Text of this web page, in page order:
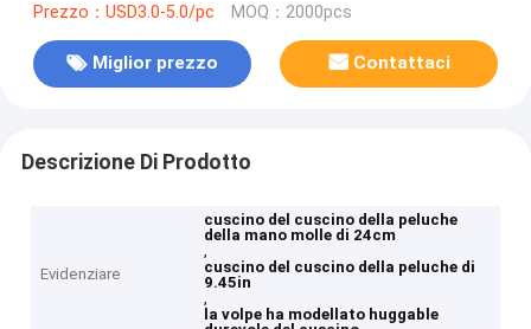
Prezzo：USD3.0-5.0/pc MOQ：2000pcs
Miglior prezzo Contattaci
Descrizione Di Prodotto
Evidenziare
cuscino del cuscino della peluche
della mano molle di 24cm
,
cuscino del cuscino della peluche di
9.45in
,
la volpe ha modellato huggable